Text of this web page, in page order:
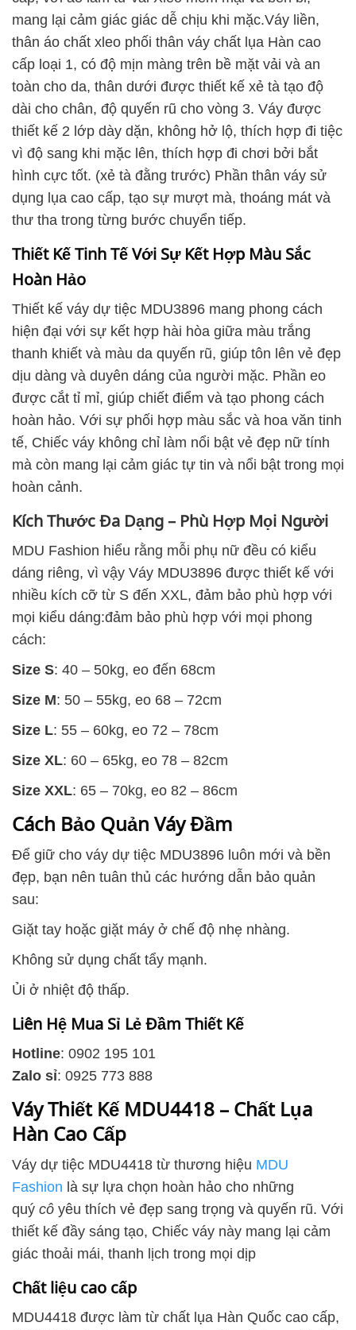
mang lại cảm giác giác dễ chịu khi mặc.Váy liền,
thân áo chất xleo phối thân váy chất lụa Hàn cao
cấp loại 1, có độ mịn màng trên bề mặt vải và an
toàn cho da, thân dưới được thiết kế xẻ tà tạo độ
dài cho chân, độ quyến rũ cho vòng 3. Váy được
thiết kế 2 lớp dày dặn, không hở lộ, thích hợp đi tiệc
vì độ sang khi mặc lên, thích hợp đi chơi bởi bắt
hình cực tốt. (xẻ tà đằng trước) Phần thân váy sử
dụng lụa cao cấp, tạo sự mượt mà, thoáng mát và
thư tha trong từng bước chuyển tiếp.
Thiết Kế Tinh Tế Với Sự Kết Hợp Màu Sắc
Hoàn Hảo
Thiết kế váy dự tiệc MDU3896 mang phong cách
hiện đại với sự kết hợp hài hòa giữa màu trắng
thanh khiết và màu da quyến rũ, giúp tôn lên vẻ đẹp
dịu dàng và duyên dáng của người mặc. Phần eo
được cắt tỉ mỉ, giúp chiết điểm và tạo phong cách
hoàn hảo. Với sự phối hợp màu sắc và hoa văn tinh
tế, Chiếc váy không chỉ làm nổi bật vẻ đẹp nữ tính
mà còn mang lại cảm giác tự tin và nổi bật trong mọi
hoàn cảnh.
Kích Thước Đa Dạng – Phù Hợp Mọi Người
MDU Fashion hiểu rằng mỗi phụ nữ đều có kiểu
dáng riêng, vì vậy Váy MDU3896 được thiết kế với
nhiều kích cỡ từ S đến XXL, đảm bảo phù hợp với
mọi kiểu dáng:đảm bảo phù hợp với mọi phong
cách:
Size S: 40 – 50kg, eo đến 68cm
Size M: 50 – 55kg, eo 68 – 72cm
Size L: 55 – 60kg, eo 72 – 78cm
Size XL: 60 – 65kg, eo 78 – 82cm
Size XXL: 65 – 70kg, eo 82 – 86cm
Cách Bảo Quản Váy Đầm
Để giữ cho váy dự tiệc MDU3896 luôn mới và bền
đẹp, bạn nên tuân thủ các hướng dẫn bảo quản
sau:
Giặt tay hoặc giặt máy ở chế độ nhẹ nhàng.
Không sử dụng chất tẩy mạnh.
Ủi ở nhiệt độ thấp.
Liên Hệ Mua Sỉ Lẻ Đầm Thiết Kế
Hotline: 0902 195 101
Zalo sỉ: 0925 773 888
Váy Thiết Kế MDU4418 – Chất Lụa
Hàn Cao Cấp
​Váy dự tiệc MDU4418 từ thương hiệu MDU
Fashion là sự lựa chọn hoàn hảo cho những
quý cô yêu thích vẻ đẹp sang trọng và quyến rũ. Với
thiết kế đầy sáng tạo, Chiếc váy này mang lại cảm
giác thoải mái, thanh lịch trong mọi dịp
Chất liệu cao cấp
MDU4418 được làm từ chất lụa Hàn Quốc cao cấp,